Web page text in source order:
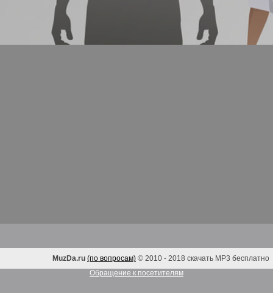
MuzDa.ru (по вопросам) © 2010 - 2018 скачать MP3 бесплатно
Обращение к посетителям